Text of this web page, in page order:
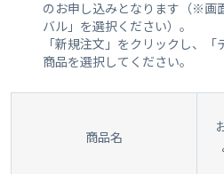
のお申し込みとなります（※画
バル」を選択ください）。
「新規注文」をクリックし、
商品を選択してください。
商品名